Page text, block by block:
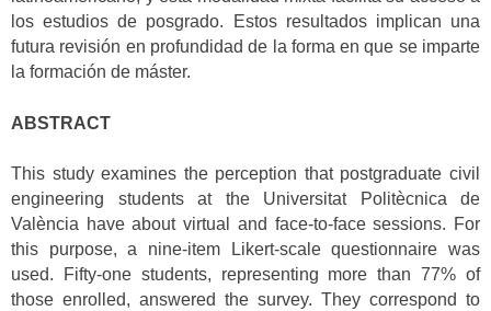
los estudios de posgrado. Estos resultados implican una
futura revisión en profundidad de la forma en que se imparte
la formación de máster.
ABSTRACT
This study examines the perception that postgraduate civil
engineering students at the Universitat Politècnica de
València have about virtual and face-to-face sessions. For
this purpose, a nine-item Likert-scale questionnaire was
used. Fifty-one students, representing more than 77% of
those enrolled, answered the survey. They correspond to